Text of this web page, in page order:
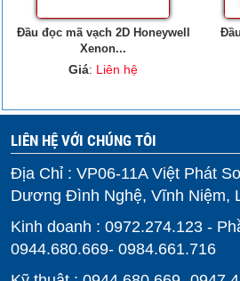
Đầu đọc mã vạch 2D Honeywell
Xenon...
Giá: Liên hệ
LIÊN HỆ VỚI CHÚNG TÔI
Địa Chỉ : VP06-11A Việt Phát
Dương Đình Nghệ, Vĩnh Niệm,
Kinh doanh : 0972.274.123 -
0944.680.669- 0984.661.716